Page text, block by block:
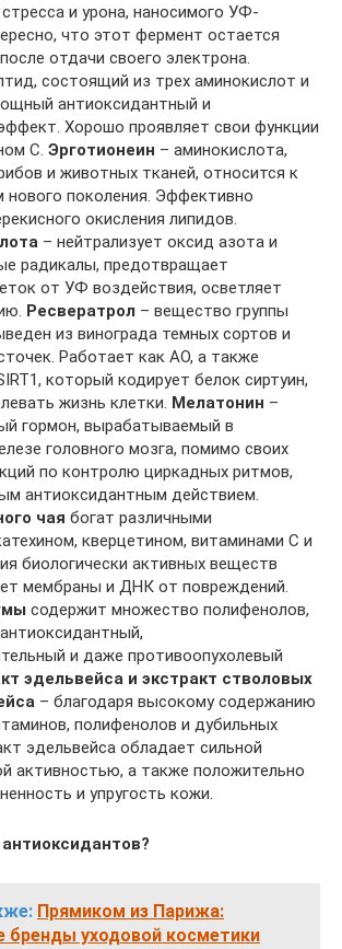
и урона, наносимого УФ-
что этот фермент остается
отдачи своего электрона.
состоящий из трех аминокислот и
антиоксидантный и
Хорошо проявляет свои функции
С. Эрготионеин – аминокислота,
и животных тканей, относится к
нового поколения. Эффективно
окисления липидов.
– нейтрализует оксид азота и
радикалы, предотвращает
от УФ воздействия, осветляет
Ресвератрол – вещество группы
из винограда темных сортов и
Работает как АО, а также
который кодирует белок сиртуин,
жизнь клетки. Мелатонин –
гормон, вырабатываемый в
головного мозга, помимо своих
по контролю циркадных ритмов,
антиоксидантным действием.
чая богат различными
кверцетином, витаминами С и
биологически активных веществ
мембраны и ДНК от повреждений.
содержит множество полифенолов,
и даже противоопухолевый
эдельвейса и экстракт стволовых
– благодаря высокому содержанию
полифенолов и дубильных
эдельвейса обладает сильной
активностью, а также положительно
и упругость кожи.
Прямиком из Парижа:
бренды уходовой косметики